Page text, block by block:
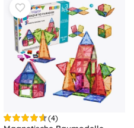
(4)